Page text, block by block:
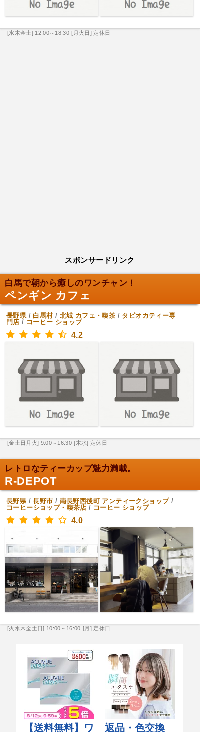
[水木金土] 12:00～18:30 [月火日] 定休日
スポンサードリンク
白馬で朝から癒しのワンチャン！
ペンギン カフェ
長野県/ 白馬村/ 北城 カフェ・喫茶 / タピオカティー専
門店 / コーヒー ショップ
4.2
[金土日月火] 9:00～16:30 [木水] 定休日
レトロなティーカップ魅力満載。
R-DEPOT
長野県/長野市 / 南長野西後町 アンティークショップ/
コーヒーショップ・喫茶店 / コーヒー ショップ
4.0
[火水木金土日] 10:00～16:00 [月] 定休日